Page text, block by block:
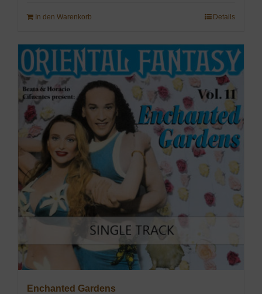
In den Warenkorb Details
Enchanted Gardens